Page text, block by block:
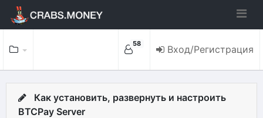
58 Вход/Регистрация
Как установить, развернуть и настроить
BTCPay Server